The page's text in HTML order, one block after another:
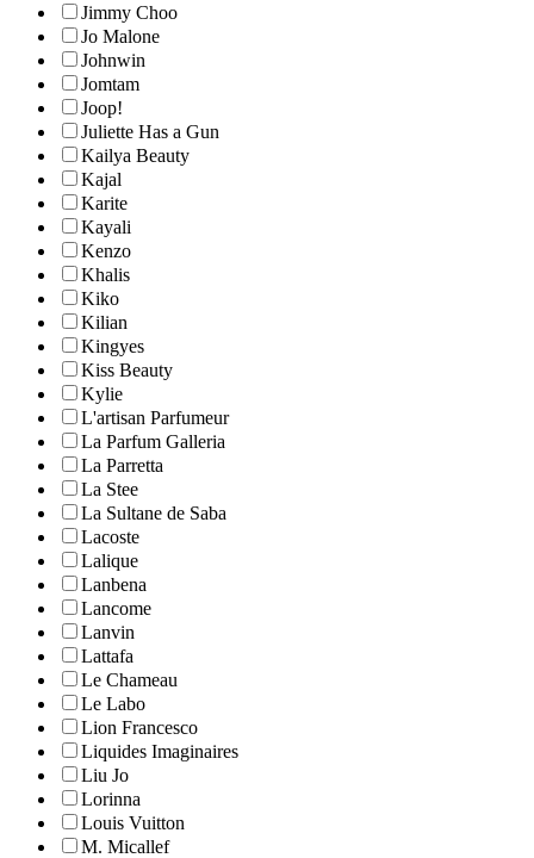
Jimmy Choo
Jo Malone
Johnwin
Jomtam
Joop!
Juliette Has a Gun
Kailya Beauty
Kajal
Karite
Kayali
Kenzo
Khalis
Kiko
Kilian
Kingyes
Kiss Beauty
Kylie
L'artisan Parfumeur
La Parfum Galleria
La Parretta
La Stee
La Sultane de Saba
Lacoste
Lalique
Lanbena
Lancome
Lanvin
Lattafa
Le Chameau
Le Labo
Lion Francesco
Liquides Imaginaires
Liu Jo
Lorinna
Louis Vuitton
M. Micallef